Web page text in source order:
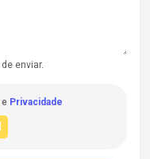
enviar.
e Privacidade